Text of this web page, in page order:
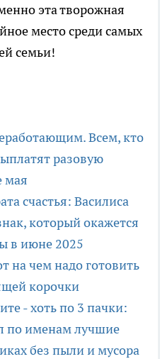
эта творожная
место среди самых
семьи!
Всем, кто
разовую
мая
счастья: Василиса
который окажется
в июне 2025
на чем надо готовить
корочки
- хоть по 3 пачки:
по именам лучшие
без пыли и мусора